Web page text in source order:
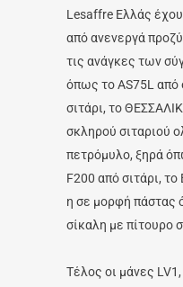
Lesaffre Ελλάς
από ανενεργά
τις ανάγκες των
όπως το AS75L από
σιτάρι, το
σκληρού σιταριού
πετρόμυλο, ξηρά
F200 από σιτάρι,
η σε μορφή πάστας
σίκαλη με πίτουρο
Τέλος οι μάνες